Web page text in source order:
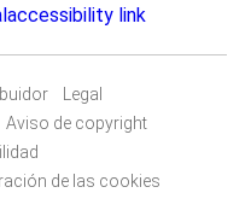
Legal
Aviso de copyright
de las cookies